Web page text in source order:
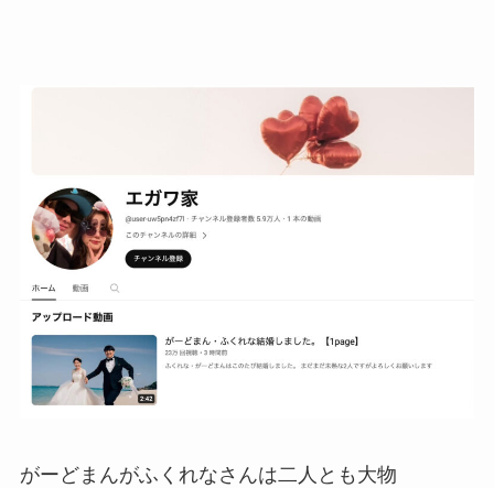
がーどまんがふくれなさんは二人とも大物